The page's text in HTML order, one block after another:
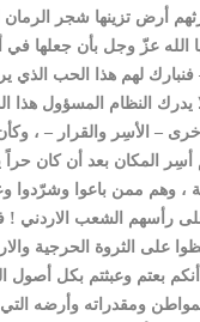
أرض تزينها شجر الرمان
الله عزّ وجل بأن جعلها
لهم هذا الحب الذي
– الأسِر والقرار – ،
أسِر المكان بعد أن كان
وهم ممن باعوا وشرّدوا
الشعب الاردني !
على الثروة الحرجية
بعتم وعبثتم بكل أصول